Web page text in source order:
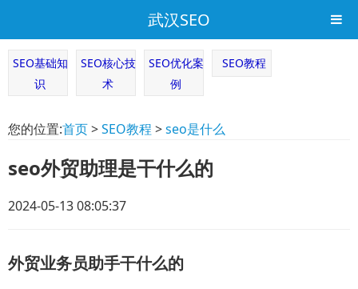
武汉SEO
SEO基础知
识
SEO核心技
术
SEO优化案
例
SEO教程
您的位置:首页>SEO教程 >seo是什么
seo外贸助理是干什么的
2024-05-13 08:05:37
外贸业务员助手干什么的